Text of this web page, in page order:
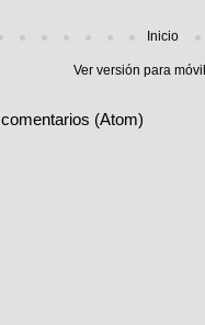
Inicio
Ver versión para
(Atom)